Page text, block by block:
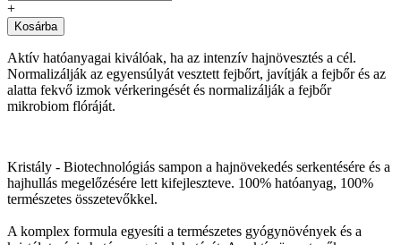
+
Kosárba
Aktív hatóanyagai kiválóak, ha az intenzív hajnövesztés a cél.
Normalizálják az egyensúlyát vesztett fejbőrt, javítják a fejbőr és az
alatta fekvő izmok vérkeringését és normalizálják a fejbőr
mikrobiom flóráját.
Kristály - Biotechnológiás sampon a hajnövekedés serkentésére és a
hajhullás megelőzésére lett kifejleszteve. 100% hatóanyag, 100%
természetes összetevőkkel.
A komplex formula egyesíti a természetes gyógynövények és a